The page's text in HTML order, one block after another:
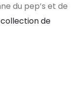
du pep’s et de
de